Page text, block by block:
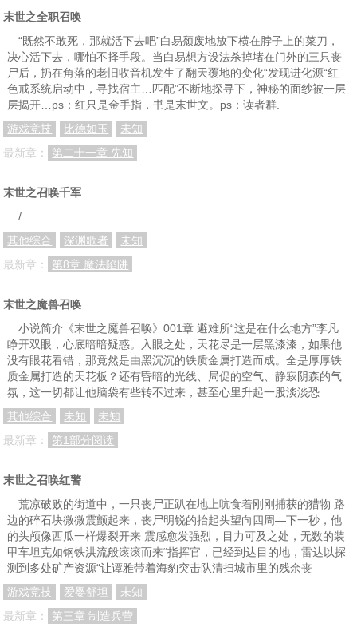
末世之全职召唤
“既然不敢死，那就活下去吧”白易颓废地放下横在脖子上的菜刀，
决心活下去，哪怕不择手段。当白易想方设法杀掉堵在门外的三只丧
尸后，扔在角落的老旧收音机发生了翻天覆地的变化“发现进化源“红
色戒系统启动中，寻找宿主…匹配”不断地探寻下，神秘的面纱被一层
层揭开…ps：红只是金手指，书是末世文。ps：读者群.
游戏竞技
比德如玉
未知
最新章：
第二十一章 先知
末世之召唤千军
/
其他综合
深渊歌者
未知
最新章：
第8章 魔法陷阱
末世之魔兽召唤
小说简介《末世之魔兽召唤》001章 避难所“这是在什么地方”李凡
睁开双眼，心底暗暗疑惑。入眼之处，天花尽是一层黑漆漆，如果他
没有眼花看错，那竟然是由黑沉沉的铁质金属打造而成。全是厚厚铁
质金属打造的天花板？还有昏暗的光线、局促的空气、静寂阴森的气
氛，这一切都让他脑袋有些转不过来，甚至心里升起一股淡淡恐
其他综合
未知
未知
最新章：
第1部分阅读
末世之召唤红警
荒凉破败的街道中，一只丧尸正趴在地上吭食着刚刚捕获的猎物 路
边的碎石块微微震颤起来，丧尸明锐的抬起头望向四周—下一秒，他
的头颅像西瓜一样爆裂开来 震感愈发强烈，目力可及之处，无数的装
甲车坦克如钢铁洪流般滚滚而来“指挥官，已经到达目的地，雷达以探
测到多处矿产资源“让谭雅带着海豹突击队清扫城市里的残余丧
游戏竞技
爱婴舒坦
未知
最新章：
第三章 制造兵营